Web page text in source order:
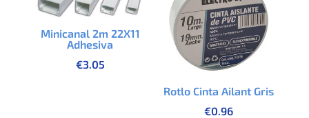
Minicanal 2m 22X11
Adhesiva
€3.05
Rotlo Cinta Ailant Gris
€0.96